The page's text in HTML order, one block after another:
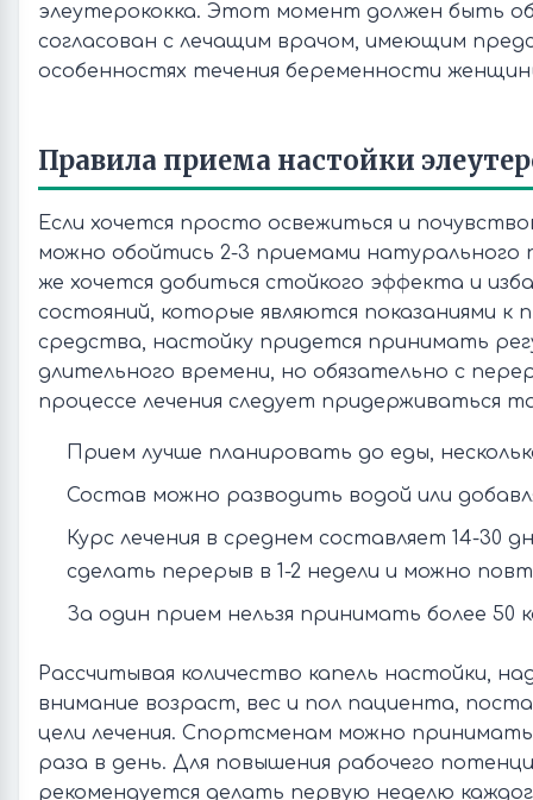
элеутерококка. Этот момент должен быть
согласован с лечащим врачом, имеющим
особенностях течения беременности
Правила приема настойки
Если хочется просто освежиться и
можно обойтись 2-3 приемами натурального
же хочется добиться стойкого эффекта и
состояний, которые являются показаниями к
средства, настойку придется принимать
длительного времени, но обязательно с
процессе лечения следует придерживаться
Прием лучше планировать до еды,
Состав можно разводить водой или
Курс лечения в среднем составляет 14-30
сделать перерыв в 1-2 недели и можно
За один прием нельзя принимать более 50
Рассчитывая количество капель настойки,
внимание возраст, вес и пол пациента,
цели лечения. Спортсменам можно принимать
раза в день. Для повышения рабочего
рекомендуется делать первую неделю